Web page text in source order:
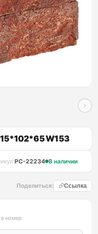
W153
PC-22234 В наличии
Поделиться: Ссылка
номер